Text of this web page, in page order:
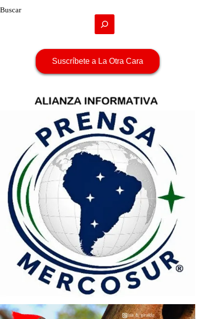
Buscar
Suscríbete a La Otra Cara